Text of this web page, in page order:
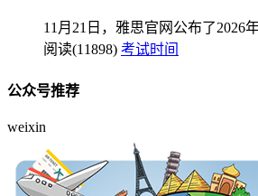
11月21日，雅思官网公布了2026
阅读(11898) 考试时间
公众号推荐
weixin